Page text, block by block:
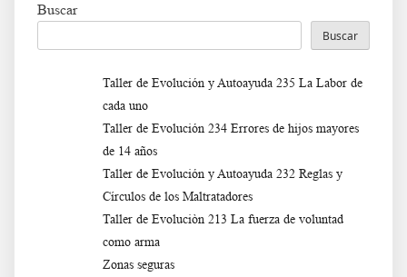
Buscar
Buscar
Taller de Evolución y Autoayuda 235 La Labor de
cada uno
Taller de Evolución 234 Errores de hijos mayores
de 14 años
Taller de Evolución y Autoayuda 232 Reglas y
Círculos de los Maltratadores
Taller de Evoluciòn 213 La fuerza de voluntad
como arma
Zonas seguras